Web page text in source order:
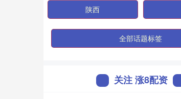
陕西
全部话题标签
关注 涨8配资